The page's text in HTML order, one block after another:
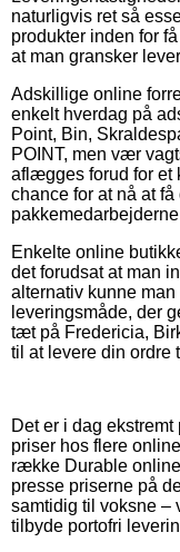
naturligvis ret så
produkter inden for
at man gransker
Adskillige online
enkelt hverdag på
Point, Bin,
POINT, men vær
aflægges forud for et
chance for at nå at
Enkelte online
det forudsat at man
alternativ kunne
leveringsmåde, der
tæt på Fredericia,
til at levere din ordre
Det er i dag
priser hos flere
række Durable
presse priserne på
samtidig til voksne –
tilbyde portofri